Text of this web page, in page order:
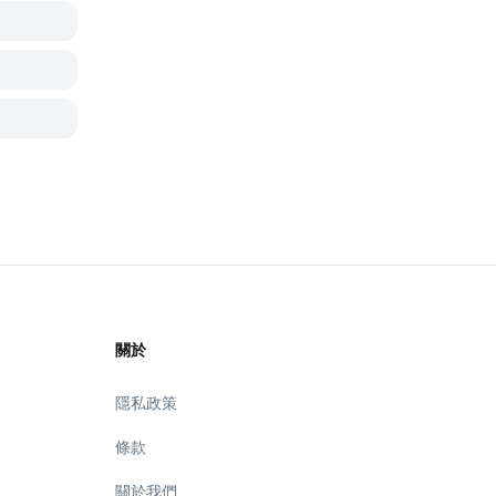
關於
隱私政策
條款
關於我們